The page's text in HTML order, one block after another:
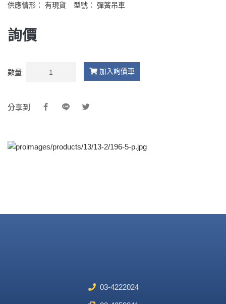
供應情形： 有現貨 型號： 彈簧吊車
詢價
數量 加入詢價車
分享到
03-4222024